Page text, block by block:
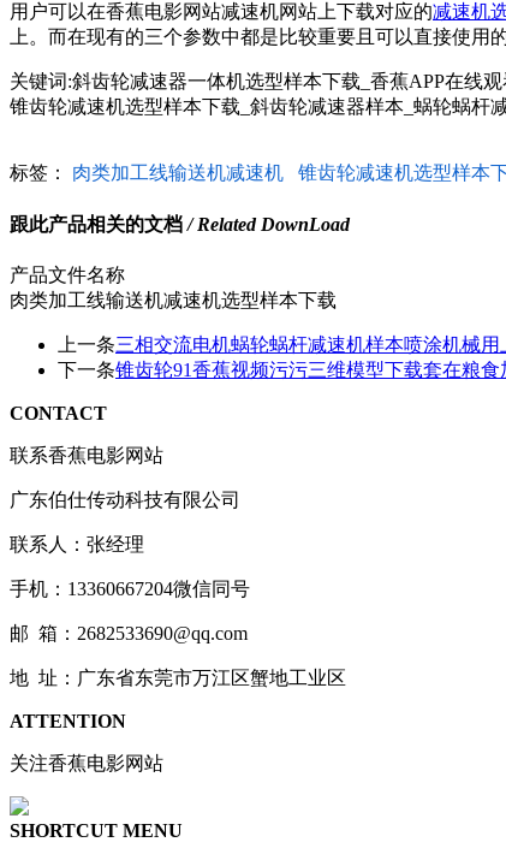
用户可以在香蕉电影网站减速机网站上下载对应的减速机
上。而在现有的三个参数中都是比较重要且可以直接使用的
关键词:斜齿轮减速器一体机选型样本下载_香蕉APP在线
锥齿轮减速机选型样本下载_斜齿轮减速器样本_蜗轮蜗杆
标签： 肉类加工线输送机减速机 锥齿轮减速机选型样本
跟此产品相关的文档/ Related DownLoad
产品文件名称
肉类加工线输送机减速机选型样本下载
上一条三相交流电机蜗轮蜗杆减速机样本喷涂机械用
下一条锥齿轮91香蕉视频污污三维模型下载套在粮食加
CONTACT
联系香蕉电影网站
广东伯仕传动科技有限公司
联系人：张经理
手机：13360667204微信同号
邮 箱：2682533690@qq.com
地 址：广东省东莞市万江区蟹地工业区
ATTENTION
关注香蕉电影网站
SHORTCUT MENU